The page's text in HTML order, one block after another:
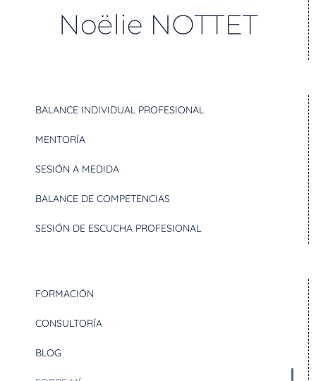
BALANCE INDIVIDUAL PROFESIONAL
MENTORÍA
SESIÓN A MEDIDA
BALANCE DE COMPETENCIAS
SESIÓN DE ESCUCHA PROFESIONAL
FORMACIÓN
CONSULTORÍA
BLOG